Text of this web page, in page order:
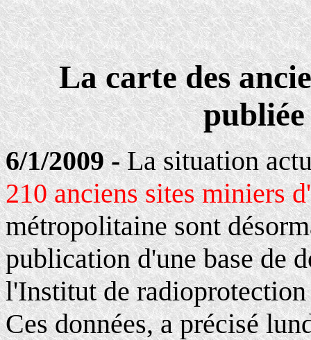
La carte des
6/1/2009 -La situation
210 anciens sites miniers d'
métropolitaine sont
publication d'une base de
l'Institut de
Ces données, a précisé